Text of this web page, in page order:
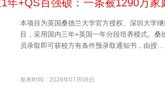
年+QS百强硕：一条被1290万
本项目为英国桑德兰大学官方授权、深圳大学
目，采用国内三年+英国一年分段培养模式。
员录取即可获校方有条件预录取通知书，由授
发布时间：2026年07月09日